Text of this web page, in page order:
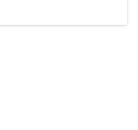
ist aber integrativer